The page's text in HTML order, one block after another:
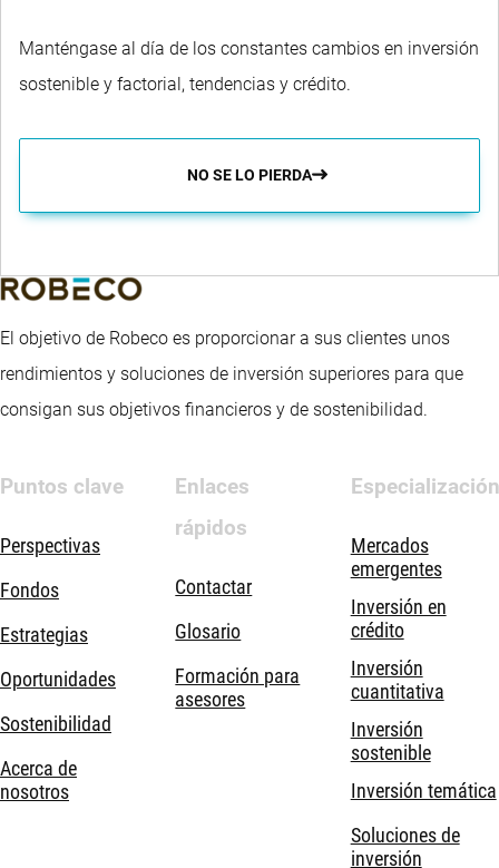
Manténgase al día de los constantes cambios en inversión
sostenible y factorial, tendencias y crédito.
NO SE LO PIERDA
El objetivo de Robeco es proporcionar a sus clientes unos
rendimientos y soluciones de inversión superiores para que
consigan sus objetivos financieros y de sostenibilidad.
Puntos clave
Perspectivas
Fondos
Estrategias
Oportunidades
Sostenibilidad
Acerca de
nosotros
Enlaces
rápidos
Contactar
Glosario
Formación para
asesores
Especialización
Mercados
emergentes
Inversión en
crédito
Inversión
cuantitativa
Inversión
sostenible
Inversión temática
Soluciones de
inversión